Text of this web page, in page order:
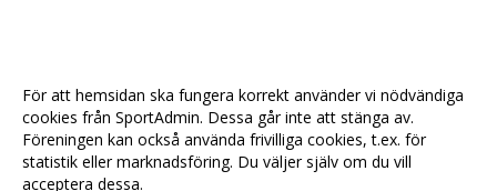
För att hemsidan ska fungera korrekt använder vi nödvändiga
cookies från SportAdmin. Dessa går inte att stänga av.
Föreningen kan också använda frivilliga cookies, t.ex. för
statistik eller marknadsföring. Du väljer själv om du vill
acceptera dessa.